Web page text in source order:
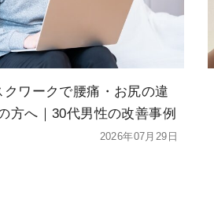
ワークで腰痛・お尻の違
方へ｜30代男性の改善事例
2026年07月29日